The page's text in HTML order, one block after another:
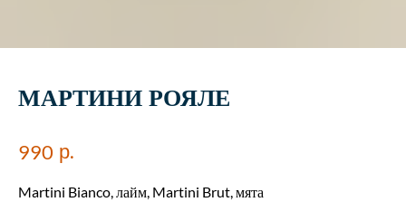
МАРТИНИ РОЯЛЕ
990 р.
Martini Bianco, лайм, Martini Brut, мята